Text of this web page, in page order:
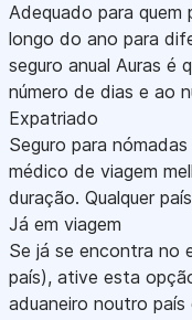
Adequado para quem
longo do ano para
seguro anual Auras é
número de dias e ao
Expatriado
Seguro para
médico de viagem
duração. Qualquer
Já em viagem
Se já se encontra no
país), ative esta
aduaneiro noutro